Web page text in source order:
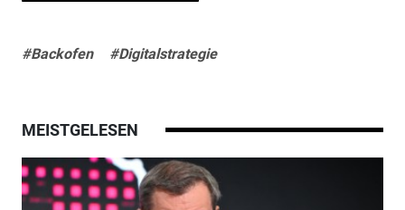
#Backofen #Digitalstrategie
MEISTGELESEN